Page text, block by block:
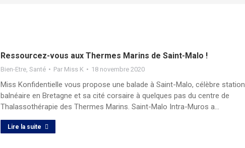
Ressourcez-vous aux Thermes Marins de Saint-Malo !
Bien-Etre,Santé Par Miss K 18 novembre 2020
Miss Konfidentielle vous propose une balade à Saint-Malo, célèbre station
balnéaire en Bretagne et sa cité corsaire à quelques pas du centre de
Thalassothérapie des Thermes Marins. Saint-Malo Intra-Muros a…
Lire la suite